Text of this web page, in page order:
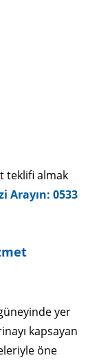
teklifi almak
Arayın: 0533
yer
kapsayan
öne